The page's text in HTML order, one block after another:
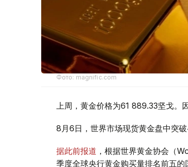
Фото: magnific.com
上周，黄金价格为61 889.33坚戈。
8月6日，世界市场现货黄金盘中突
据此前报道 ，根据世界黄金协会（
季度全球央行黄金购买量排名前五的